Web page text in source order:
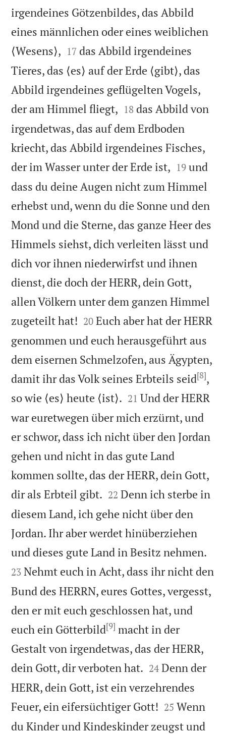
irgendeines Götzenbildes, das Abbild
eines männlichen oder eines weiblichen
⟨Wesens⟩, 

17 das Abbild irgendeines
Tieres, das ⟨es⟩ auf der Erde ⟨gibt⟩, das
Abbild irgendeines geflügelten Vogels,
der am Himmel fliegt, 

18 das Abbild von
irgendetwas, das auf dem Erdboden
kriecht, das Abbild irgendeines Fisches,
der im Wasser unter der Erde ist, 

19 und
dass du deine Augen nicht zum Himmel
erhebst und, wenn du die Sonne und den
Mond und die Sterne, das ganze Heer des
Himmels siehst, dich verleiten lässt und
dich vor ihnen niederwirfst und ihnen
dienst, die doch der HERR, dein Gott,
allen Völkern unter dem ganzen Himmel
zugeteilt hat! 

20 Euch aber hat der HERR
genommen und euch herausgeführt aus
dem eisernen Schmelzofen, aus Ägypten,
damit ihr das Volk seines Erbteils seid[8],
so wie ⟨es⟩ heute ⟨ist⟩. 

21 Und der HERR
war euretwegen über mich erzürnt, und
er schwor, dass ich nicht über den Jordan
gehen und nicht in das gute Land
kommen sollte, das der HERR, dein Gott,
dir als Erbteil gibt. 

22 Denn ich sterbe in
diesem Land, ich gehe nicht über den
Jordan. Ihr aber werdet hinüberziehen
und dieses gute Land in Besitz nehmen.
23 Nehmt euch in Acht, dass ihr nicht den
Bund des HERRN, eures Gottes, vergesst,
den er mit euch geschlossen hat, und
euch ein Götterbild[9] macht in der
Gestalt von irgendetwas, das der HERR,
dein Gott, dir verboten hat. 

24 Denn der
HERR, dein Gott, ist ein verzehrendes
Feuer, ein eifersüchtiger Gott! 

25 Wenn
du Kinder und Kindeskinder zeugst und